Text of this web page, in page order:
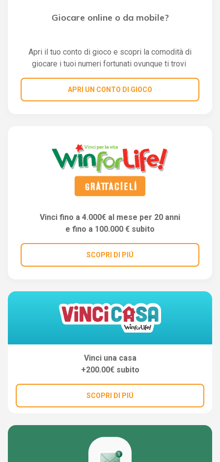
Giocare online o da mobile?
Apri il tuo conto di gioco e scopri la comodità di
giocare i tuoi numeri fortunati ovunque ti trovi
APRI UN CONTO DI GIOCO
Vinci fino a 4.000€ al mese per 20 anni
e fino a 100.000 € subito
SCOPRI DI PIÚ
Vinci una casa
+200.00€ subito
SCOPRI DI PIÚ